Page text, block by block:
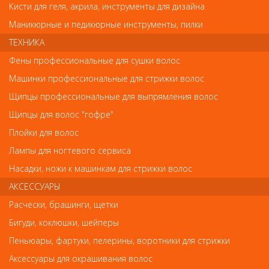
Отзывы
Ваш отзыв станет первым
Напишите свой отзыв
Комментарий
Имя
Код
Кисти для геля, акрила, инструменты для дизайна
Маникюрные и педикюрные инструменты, пилки
ТЕХНИКА
Фены профессиональные для сушки волос
Машинки профессиональные для стрижки волос
Щипцы профессиональные для выпрямления волос
Щипцы для волос "гофре"
Плойки для волос
Лампы для ногтевого сервиса
Насадки, ножи к машинкам для стрижки волос
АКСЕССУАРЫ
Расчески, брашинги, щетки
Бигуди, коклюшки, шейперы
Пеньюары, фартуки, пелерины, воротники для стрижки
Аксессуары для окрашивания волос